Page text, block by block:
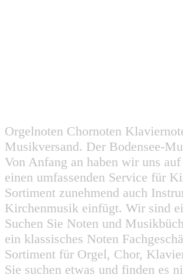
Orgelnoten Chornoten
Musikversand. Der Bodensee-
Von Anfang an haben wir uns
einen umfassenden Service für
Sortiment zunehmend auch
Kirchenmusik einfügt. Wir sind
Suchen Sie Noten und
ein klassisches Noten
Sortiment für Orgel, Chor,
Sie suchen etwas und finden es